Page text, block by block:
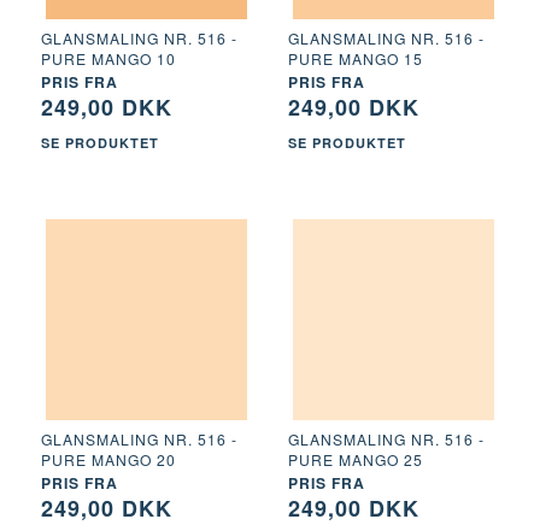
GLANSMALING NR. 516 -
PURE MANGO 10
PRIS FRA
249,00 DKK
SE PRODUKTET
GLANSMALING NR. 516 -
PURE MANGO 15
PRIS FRA
249,00 DKK
SE PRODUKTET
GLANSMALING NR. 516 -
PURE MANGO 20
PRIS FRA
249,00 DKK
GLANSMALING NR. 516 -
PURE MANGO 25
PRIS FRA
249,00 DKK